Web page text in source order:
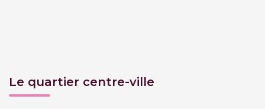
Le quartier centre-ville